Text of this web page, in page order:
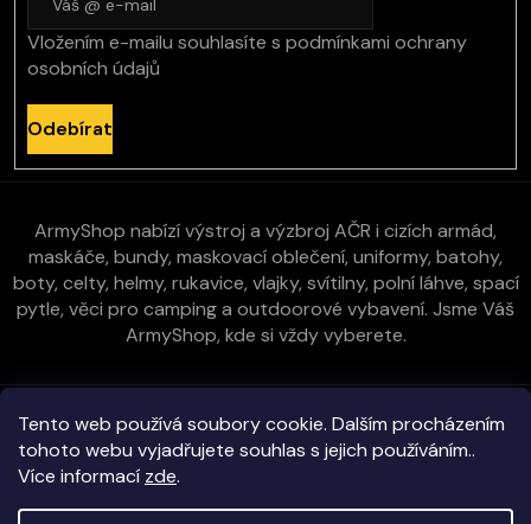
Tento web používá soubory cookie. Dalším procházením
tohoto webu vyjadřujete souhlas s jejich používáním..
Více informací zde.
Vložením e-mailu souhlasíte s podmínkami ochrany
osobních údajů
Odebírat
ArmyShop nabízí výstroj a výzbroj AČR i cizích armád,
maskáče, bundy, maskovací oblečení, uniformy, batohy,
boty, celty, helmy, rukavice, vlajky, svítilny, polní láhve, spací
pytle, věci pro camping a outdoorové vybavení. Jsme Váš
ArmyShop, kde si vždy vyberete.
Zákaznická péče
Vše o nákupu